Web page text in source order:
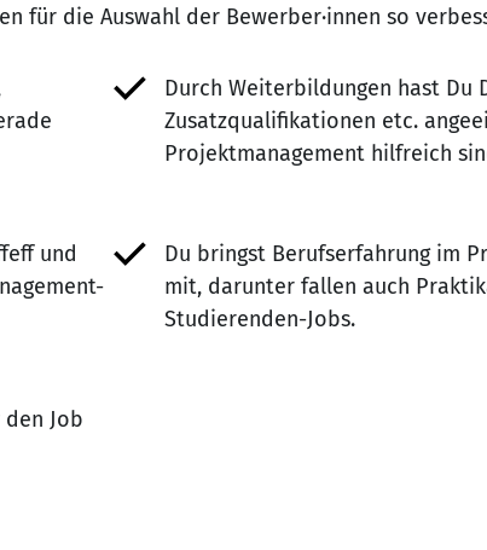
für die Auswahl der Bewerber·innen so
und
Job
Durch Weiterbildungen hast Du
Zusatzqualifikationen etc.
Projektmanagement hilfreich
Du bringst Berufserfahrung im
mit, darunter fallen auch
Studierenden-Jobs.